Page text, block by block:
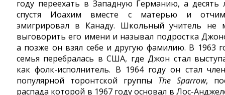
году переехать в Западную Германию, а десять
спустя Иоахим вместе с матерью и
эмигрировал в Канаду. Школьный учитель не
выговорить его имени и называл подростка
а позже он взял себе и другую фамилию. В 1963
семья перебралась в США, где Джон стал
как фолк-исполнитель. В 1964 году он стал
популярной торонтской группы The Sparrow,
распада которой в 1967 году основал в Лос-